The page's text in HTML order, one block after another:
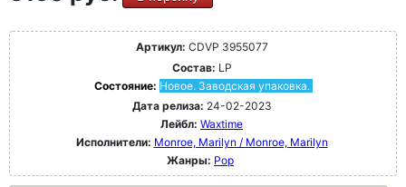
Артикул: CDVP 3955077
Состав: LP
Состояние: Новое. Заводская упаковка.
Дата релиза: 24-02-2023
Лейбл: Waxtime
Исполнители: Monroe, Marilyn / Monroe, Marilyn
Жанры: Pop